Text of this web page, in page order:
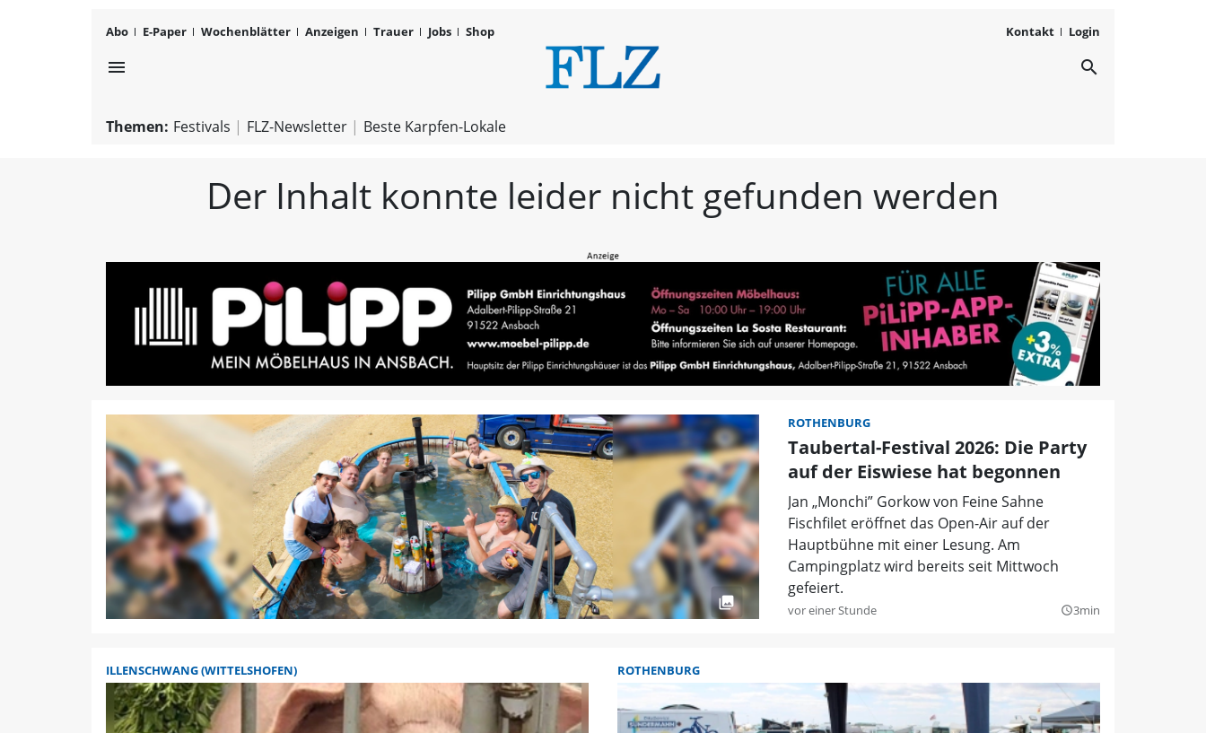
Abo E-Paper Wochenblätter Anzeigen Trauer Jobs Shop Kontakt Login
menu FLZ – Nachrichten aus search
Themen: Festivals FLZ-Newsletter Beste Karpfen-Lokale
Der Inhalt konnte leider nicht gefunden werden
ROTHENBURG
Taubertal-Festival 2026: Die Party
auf der Eiswiese hat begonnen
Jan „Monchi” Gorkow von Feine Sahne
Fischfilet eröffnet das Open-Air auf der
Hauptbühne mit einer Lesung. Am
Campingplatz wird bereits seit Mittwoch
gefeiert.
vor einer Stunde query_builder3min
ILLENSCHWANG (WITTELSHOFEN) ROTHENBURG